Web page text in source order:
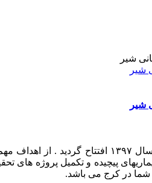
شیر
شیر
درمانگاه دامپزشکی دامپزشکان
پیچیده و تکمیل پروژه های
شما در کرج می باشد.